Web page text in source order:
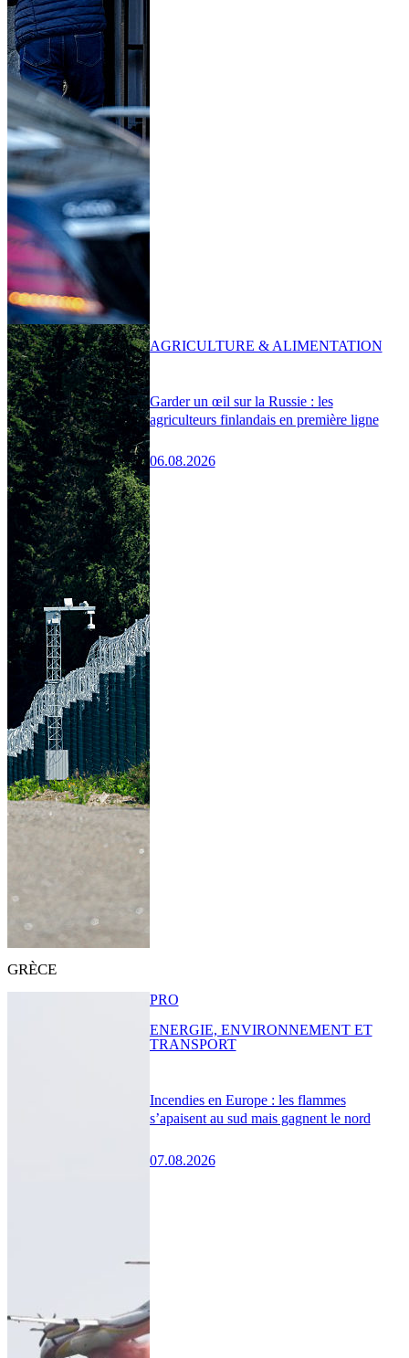
Garder un œil sur la Russie : les
agriculteurs finlandais en première ligne
06.08.2026
AGRICULTURE & ALIMENTATION
GRÈCE
Incendies en Europe : les flammes
s’apaisent au sud mais gagnent le nord
07.08.2026
PRO
ENERGIE, ENVIRONNEMENT ET
TRANSPORT